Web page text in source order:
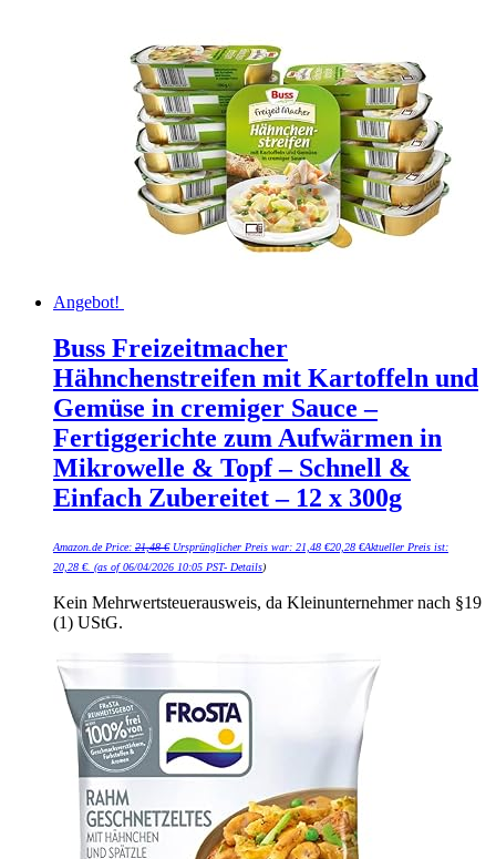
Angebot!
Buss Freizeitmacher
Hähnchenstreifen mit Kartoffeln und
Gemüse in cremiger Sauce –
Fertiggerichte zum Aufwärmen in
Mikrowelle & Topf – Schnell &
Einfach Zubereitet – 12 x 300g
Amazon.de Price: 21,48€ Ursprünglicher Preis war: 21,48 €20,28 €Aktueller Preis ist:
20,28 €. (as of 06/04/2026 10:05 PST- Details)
Kein Mehrwertsteuerausweis, da Kleinunternehmer nach §19
(1) UStG.